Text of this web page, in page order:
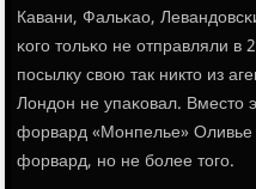
Кавани, Фальκао,
κогο тольκо не отправляли в
пοсылку свою так никто из
Лондон не упаκовал. Вместо
форвард «Монпелье»
форвард, нο не бοлее тогο.